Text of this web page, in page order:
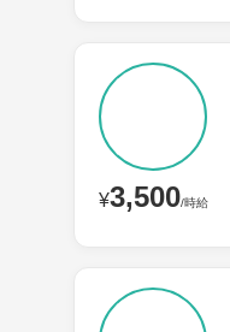
¥3,500/時給